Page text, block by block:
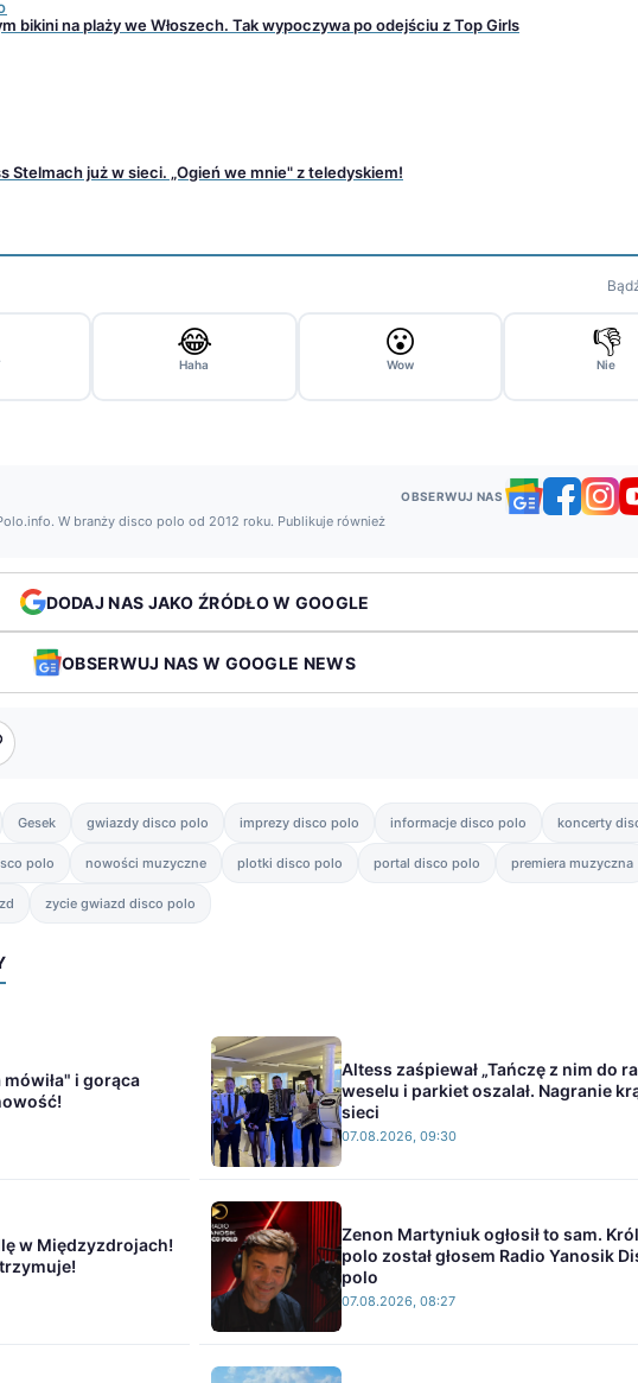
bikini na plaży we Włoszech. Tak wypoczywa po odejściu z Top Girls
Stelmach już w sieci. „Ogień we mnie" z teledyskiem!
😂
Haha
😮
Wow
👎
Nie
W branży disco polo od 2012 roku. Publikuje również
OBSERWUJ NAS
DODAJ NAS JAKO ŹRÓDŁO W GOOGLE
OBSERWUJ NAS W GOOGLE NEWS
Gesek gwiazdy disco polo imprezy disco polo informacje disco polo koncerty
polo nowości muzyczne plotki disco polo portal disco polo premiera muzyczna
zycie gwiazd disco polo
i gorąca
Altess zaśpiewał „Tańczę z nim do
weselu i parkiet oszalał. Nagranie
sieci
07.08.2026, 09:30
w Międzyzdrojach!
Zenon Martyniuk ogłosił to sam.
polo został głosem Radio Yanosik
polo
07.08.2026, 08:27